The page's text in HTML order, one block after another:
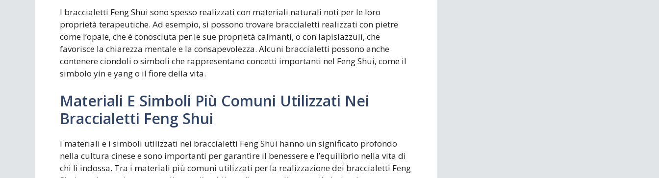
I braccialetti Feng Shui sono spesso realizzati con materiali naturali noti per le loro
proprietà terapeutiche. Ad esempio, si possono trovare braccialetti realizzati con pietre
come l’opale, che è conosciuta per le sue proprietà calmanti, o con lapislazzuli, che
favorisce la chiarezza mentale e la consapevolezza. Alcuni braccialetti possono anche
contenere ciondoli o simboli che rappresentano concetti importanti nel Feng Shui, come il
simbolo yin e yang o il fiore della vita.
Materiali E Simboli Più Comuni Utilizzati Nei
Braccialetti Feng Shui
I materiali e i simboli utilizzati nei braccialetti Feng Shui hanno un significato profondo
nella cultura cinese e sono importanti per garantire il benessere e l’equilibrio nella vita di
chi li indossa. Tra i materiali più comuni utilizzati per la realizzazione dei braccialetti Feng